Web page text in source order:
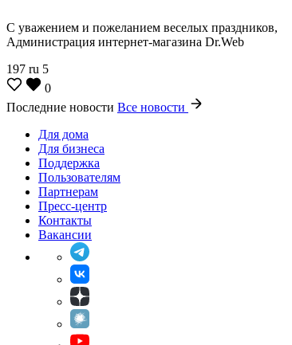
С уважением и пожеланием веселых праздников,
Администрация интернет-магазина Dr.Web
197 ru 5
0
Последние новости Все новости
Для дома
Для бизнеса
Поддержка
Пользователям
Партнерам
Пресс-центр
Контакты
Вакансии